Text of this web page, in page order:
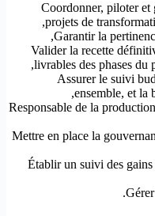
-Coordonner, piloter
projets de
-Valider la recette
livrables des phases
-Assurer le suivi
ensemble, et la
-Responsable de la
-Mettre en place la
-Établir un suivi des